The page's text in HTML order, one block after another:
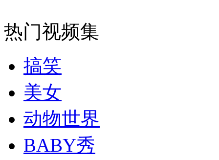
山西运城恶犬咬伤多人 警民合力深夜将其击毙
女孩北京地铁殴打老人 痛下狠手拳打脚踢
外交部：反对强权政治霸凌主义
热门视频集
搞笑
美女
动物世界
BABY秀